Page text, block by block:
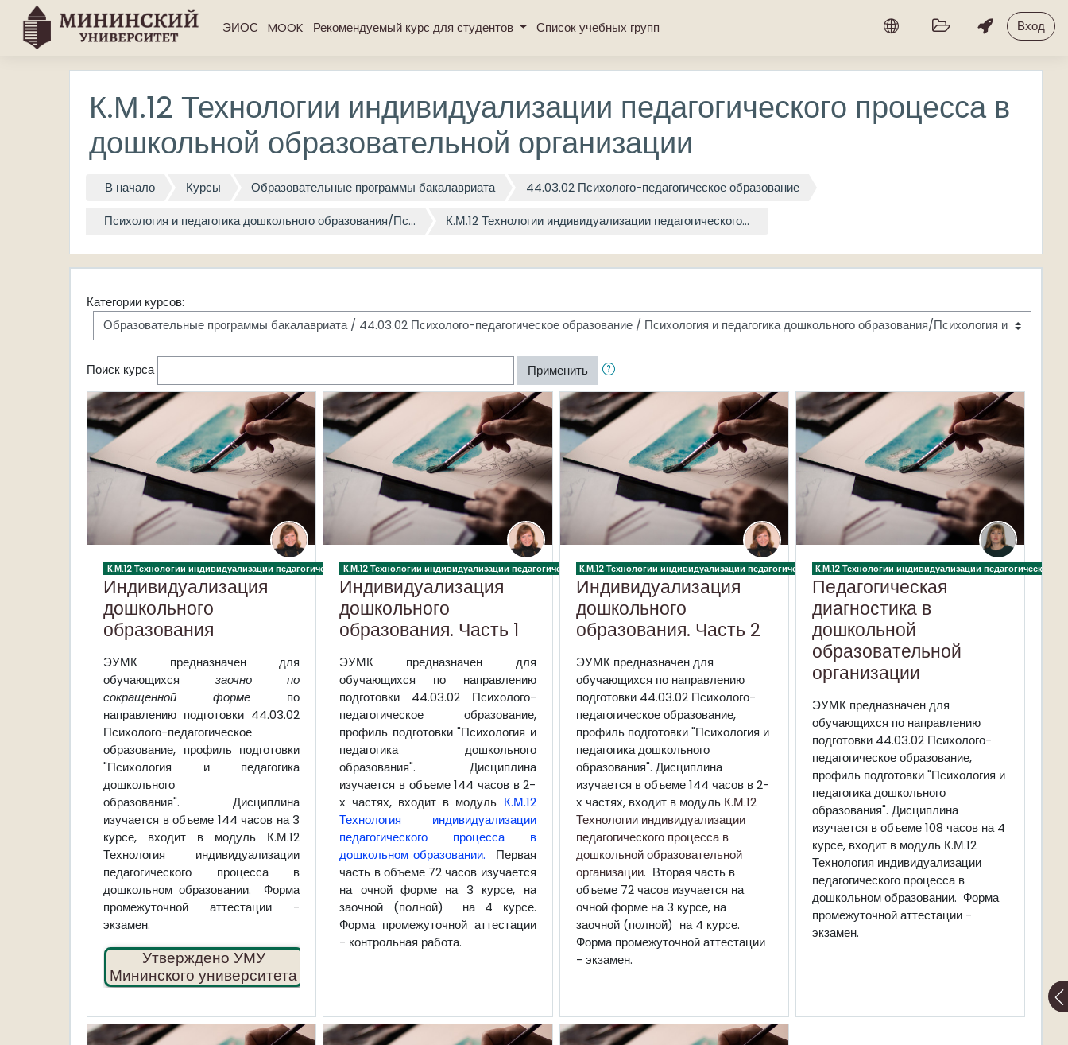
ЭИОС MOOK Рекомендуемый курс для студентов Список учебных групп Вход
Перейти к основному содержанию
К.М.12 Технологии индивидуализации педагогического процесса в
дошкольной образовательной организации
В начало Курсы Образовательные программы бакалавриата
44.03.02 Психолого-педагогическое образование
Психология и педагогика дошкольного образования/Пс...
К.М.12 Технологии индивидуализации педагогического...
Категории курсов:
Поиск курса Применить
К.М.12 Технологии индивидуализации педагогического процесса в дошкольной образовательной организации
Индивидуализация
дошкольного
образования
ЭУМК предназначен для
обучающихся заочно по
сокращенной форме по
направлению подготовки 44.03.02
Психолого-педагогическое
образование, профиль подготовки
"Психология и педагогика
дошкольного
образования".Дисциплина
изучается в объеме 144 часов на 3
курсе, входит в модуль К.М.12
Технология индивидуализации
педагогического процесса в
дошкольном образовании. Форма
промежуточной аттестации -
экзамен.
Утверждено УМУ
Мининского университета
К.М.12 Технологии индивидуализации педагогического процесса в дошкольной образовательной организации
Индивидуализация
дошкольного
образования. Часть 1
ЭУМК предназначен для
обучающихся по направлению
подготовки 44.03.02 Психолого-
педагогическое образование,
профиль подготовки "Психология и
педагогика дошкольного
образования". Дисциплина
изучается в объеме 144 часов в 2-
х частях, входит в модуль К.М.12
Технология индивидуализации
педагогического процесса в
дошкольном образовании. Первая
часть в объеме 72 часов изучается
на очной форме на 3 курсе, на
заочной (полной) на 4 курсе.
Форма промежуточной аттестации
- контрольная работа.
К.М.12 Технологии индивидуализации педагогического процесса в дошкольной образовательной
Индивидуализация
дошкольного
образования. Часть 2
ЭУМК предназначен для
обучающихся по направлению
подготовки 44.03.02 Психолого-
педагогическое образование,
профиль подготовки "Психология и
педагогика дошкольного
образования". Дисциплина
изучается в объеме 144 часов в 2-
х частях, входит в модуль К.М.12
Технологии индивидуализации
педагогического процесса в
дошкольной образовательной
организации. Вторая часть в
объеме 72 часов изучается на
очной форме на 3 курсе, на
заочной (полной) на 4 курсе.
Форма промежуточной аттестации
- экзамен.
К.М.12 Технологии индивидуализации
Педагогическая
диагностика в
дошкольной
образовательной
организации
ЭУМК предназначен для
обучающихся по направлению
подготовки 44.03.02 Психолого-
педагогическое образование,
профиль подготовки "Психология и
педагогика дошкольного
образования". Дисциплина
изучается в объеме 108 часов на 4
курсе, входит в модуль К.М.12
Технология индивидуализации
педагогического процесса в
дошкольном образовании. Форма
промежуточной аттестации -
экзамен.